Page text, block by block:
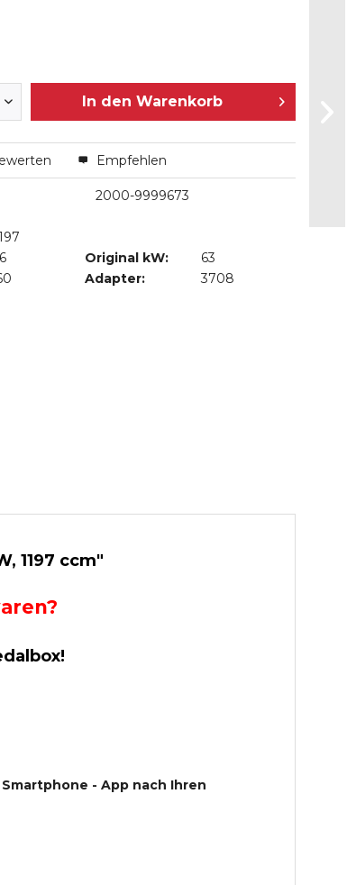
In den Warenkorb
Empfehlen
2000-9999673
Original kW:
63
Adapter: 3708
1197 ccm"
Smartphone - App nach Ihren